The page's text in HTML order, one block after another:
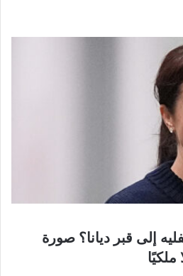
إلى قبر ديانا؟ صورة